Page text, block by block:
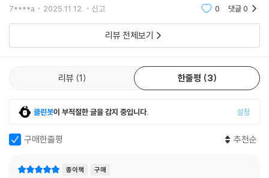
7****a 2025.11.12. 신고 0 댓글0
리뷰 전체보기
리뷰 1 한줄평 3
클린봇이 부적절한 글을 감지 중입니다. 설정
구매한줄평 추천순
종이책 구매